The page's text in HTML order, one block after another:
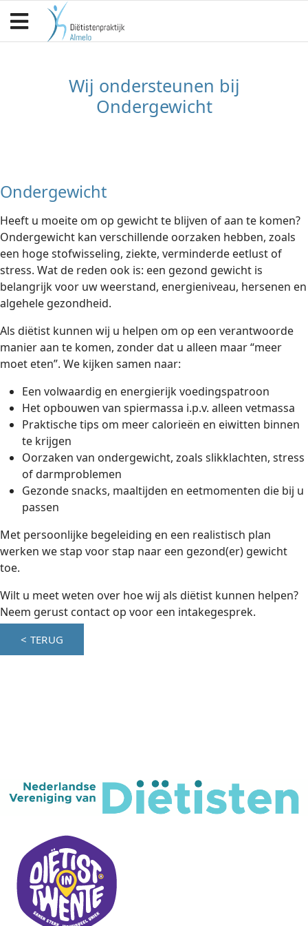
Ondergewicht
Wij ondersteunen bij
Ondergewicht
Ondergewicht
Heeft u moeite om op gewicht te blijven of aan te komen?
Ondergewicht kan verschillende oorzaken hebben, zoals
een hoge stofwisseling, ziekte, verminderde eetlust of
stress. Wat de reden ook is: een gezond gewicht is
belangrijk voor uw weerstand, energieniveau, hersenen en
algehele gezondheid.
Als diëtist kunnen wij u helpen om op een verantwoorde
manier aan te komen, zonder dat u alleen maar “meer
moet eten”. We kijken samen naar:
Een volwaardig en energierijk voedingspatroon
Het opbouwen van spiermassa i.p.v. alleen vetmassa
Praktische tips om meer calorieën en eiwitten binnen
te krijgen
Oorzaken van ondergewicht, zoals slikklachten, stress
of darmproblemen
Gezonde snacks, maaltijden en eetmomenten die bij u
passen
Met persoonlijke begeleiding en een realistisch plan
werken we stap voor stap naar een gezond(er) gewicht
toe.
Wilt u meet weten over hoe wij als diëtist kunnen helpen?
Neem gerust contact op voor een intakegesprek.
< TERUG